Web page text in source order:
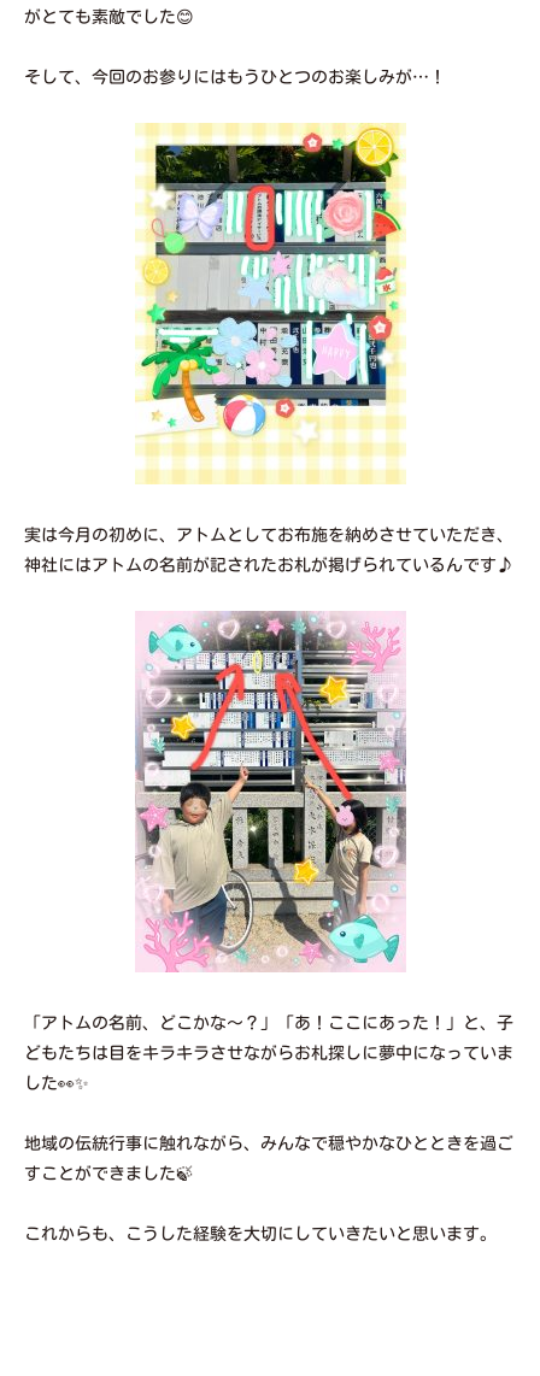
がとても素敵でした😊
そして、今回のお参りにはもうひとつのお楽しみが…！
実は今月の初めに、アトムとしてお布施を納めさせていただき、
神社にはアトムの名前が記されたお札が掲げられているんです♪
「アトムの名前、どこかな～？」「あ！ここにあった！」と、子
どもたちは目をキラキラさせながらお札探しに夢中になっていま
した👀✨
地域の伝統行事に触れながら、みんなで穏やかなひとときを過ご
すことができました🍃
これからも、こうした経験を大切にしていきたいと思います。